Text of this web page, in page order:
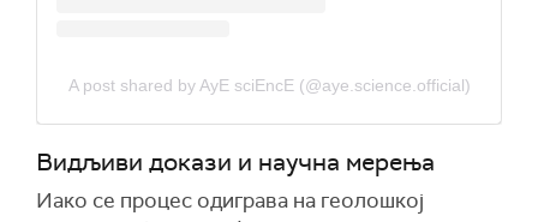
A post shared by AyE sciEncE (@aye.science.official)
Видљиви докази и научна мерења
Иако се процес одиграва на геолошкој